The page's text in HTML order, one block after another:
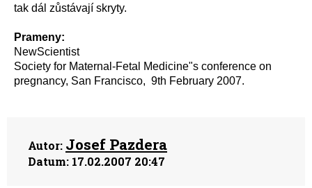
tak dál zůstávají skryty.
Prameny:
NewScientist
Society for Maternal-Fetal Medicine"s conference on
pregnancy, San Francisco, 9th February 2007.
Autor: Josef Pazdera
Datum: 17.02.2007 20:47